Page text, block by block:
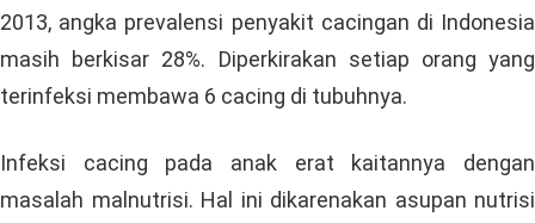
2013, angka prevalensi penyakit cacingan di Indonesia
masih berkisar 28%. Diperkirakan setiap orang yang
terinfeksi membawa 6 cacing di tubuhnya.
Infeksi cacing pada anak erat kaitannya dengan
masalah malnutrisi. Hal ini dikarenakan asupan nutrisi